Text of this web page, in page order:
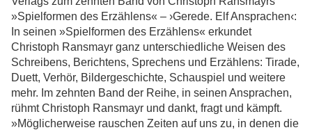
»Spielformen des Erzählens« – ›Gerede. Elf Ansprachen‹:
In seinen »Spielformen des Erzählens« erkundet
Christoph Ransmayr ganz unterschiedliche Weisen des
Schreibens, Berichtens, Sprechens und Erzählens: Tirade,
Duett, Verhör, Bildergeschichte, Schauspiel und weitere
mehr. Im zehnten Band der Reihe, in seinen Ansprachen,
rühmt Christoph Ransmayr und dankt, fragt und kämpft.
»Möglicherweise rauschen Zeiten auf uns zu, in denen die